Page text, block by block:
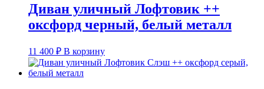
Диван уличный Лофтовик ++
оксфорд черный, белый металл
11 400 ₽ В корзину